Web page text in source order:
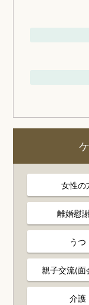
女性の
離婚慰
うつ
親子交流(面
介護